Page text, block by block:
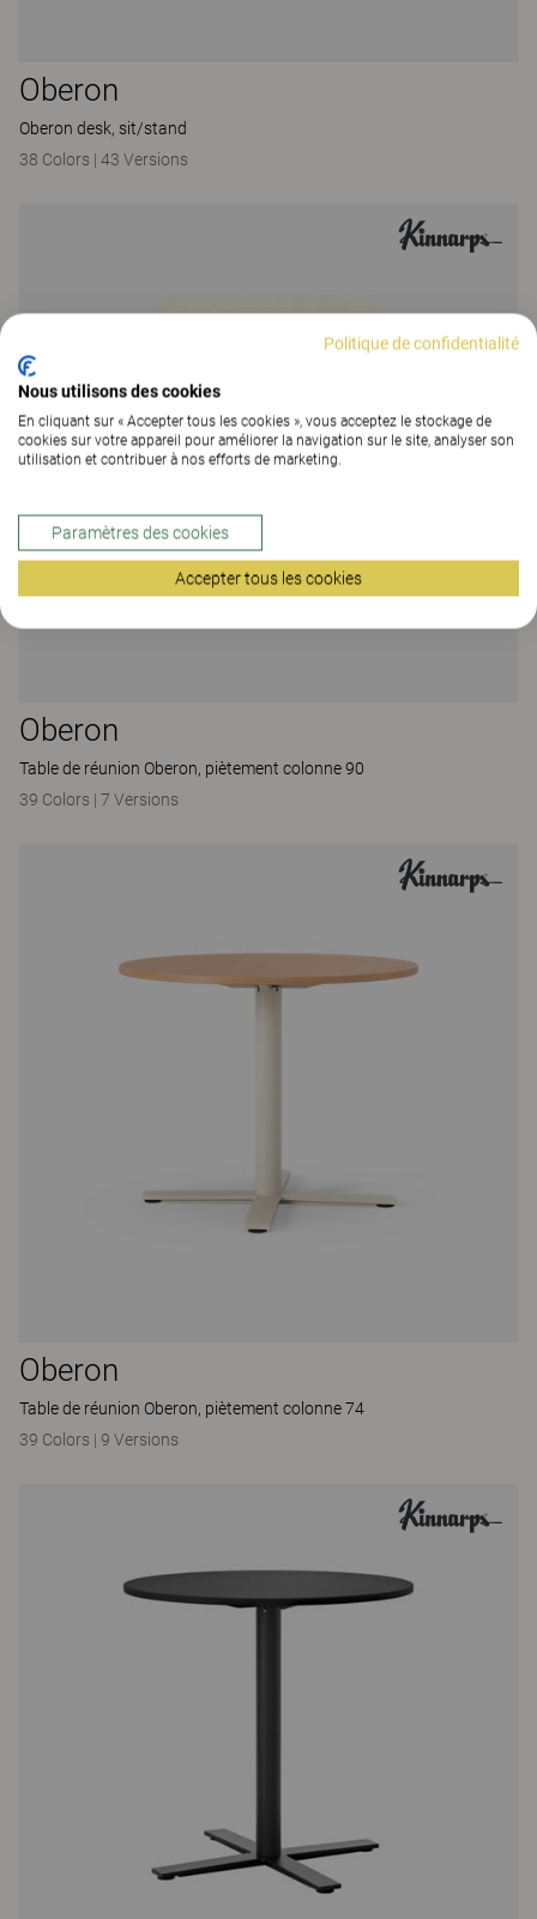
Oberon
Oberon desk, sit/stand
38 Colors | 43 Versions
Oberon
Table de réunion Oberon, piètement colonne 90
39 Colors | 7 Versions
Oberon
Table de réunion Oberon, piètement colonne 74
39 Colors | 9 Versions
Politique de confidentialité
Nous utilisons des cookies
En cliquant sur « Accepter tous les cookies », vous acceptez le stockage de
cookies sur votre appareil pour améliorer la navigation sur le site, analyser son
utilisation et contribuer à nos efforts de marketing.
Paramètres des cookies
Accepter tous les cookies